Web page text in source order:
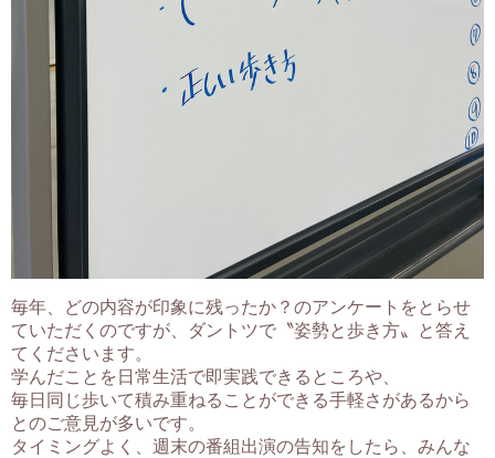
毎年、どの内容が印象に残ったか？のアンケートをとらせ
ていただくのですが、ダントツで〝姿勢と歩き方〟と答え
てくださいます。
学んだことを日常生活で即実践できるところや、
毎日同じ歩いて積み重ねることができる手軽さがあるから
とのご意見が多いです。
タイミングよく、週末の番組出演の告知をしたら、みんな